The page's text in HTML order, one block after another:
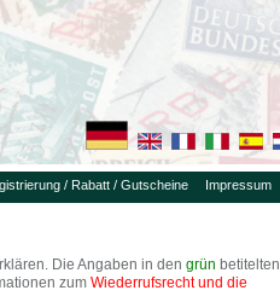
/ Rabatt / Gutscheine Impressum
Die Angaben in den grün betitelten
zum Wiederrufsrecht und die